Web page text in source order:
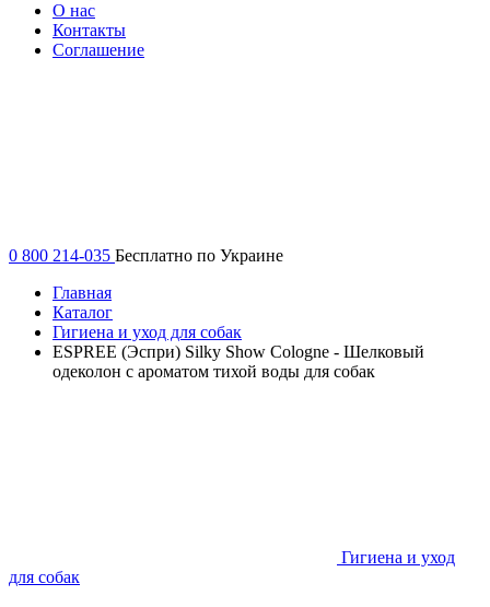
О нас
Контакты
Соглашение
0 800 214-035 Бесплатно по Украине
Главная
Каталог
Гигиена и уход для собак
ESPREE (Эспри) Silky Show Cologne - Шелковый
одеколон с ароматом тихой воды для собак
Гигиена и уход
для собак